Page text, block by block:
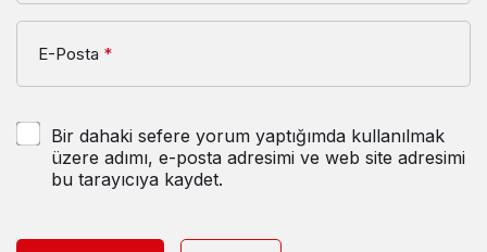
E-Posta *
Bir dahaki sefere yorum yaptığımda kullanılmak
üzere adımı, e-posta adresimi ve web site adresimi
bu tarayıcıya kaydet.